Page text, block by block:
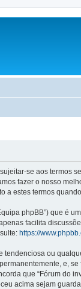
se aos
fazer o nosso
a estes termos
phpBB”) que é
facilita
https://
ou
e,
que “Fórum do
acima sejam